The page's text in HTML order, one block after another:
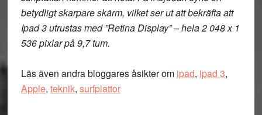
betydligt skarpare skärm, vilket ser ut att bekräfta att
Ipad 3 utrustas med ”Retina Display” – hela 2 048 x 1
536 pixlar på 9,7 tum.
Läs även andra bloggares åsikter om ipad, ipad 3,
Apple, teknik, surfplattor